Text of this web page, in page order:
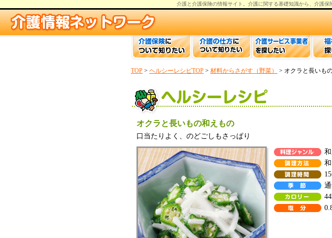
介護と介護保険の情報サイト。 介護に関する基礎知識から、 介護保
TOP > ヘルシーレシピTOP > 材料からさがす（野菜） > オクラと長いも
オクラと長いもの和えもの
口当たりよく、のどごしもさっぱり